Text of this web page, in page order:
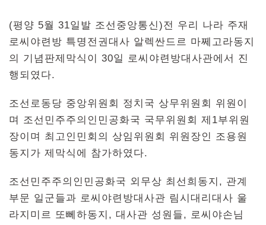
(평양 5월 31일발 조선중앙통신)전 우리 나라 주재
로씨야련방 특명전권대사 알렉싼드르 마쩨고라동지
의 기념판제막식이 30일 로씨야련방대사관에서 진
행되였다.
조선로동당 중앙위원회 정치국 상무위원회 위원이
며 조선민주주의인민공화국 국무위원회 제1부위원
장이며 최고인민회의 상임위원회 위원장인 조용원
동지가 제막식에 참가하였다.
조선민주주의인민공화국 외무상 최선희동지, 관계
부문 일군들과 로씨야련방대사관 림시대리대사 울
라지미르 또뻬하동지, 대사관 성원들, 로씨야손님